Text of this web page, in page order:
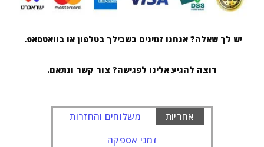
יש לך שאלה? אנחנו זמינים בשבילך בטלפון או בוואטסאפ.
רוצה להגיע אלינו לפגישה? צור קשר ונתאם.
אחריות
משלוחים והחזרות
זמני אספקה